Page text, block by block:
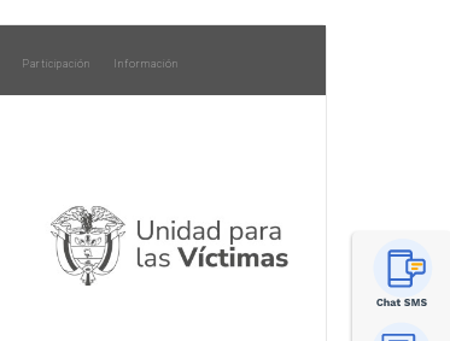
Participación Información